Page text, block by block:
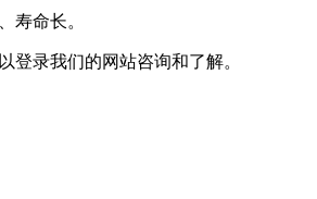
寿命长。
登录我们的网站咨询和了解。